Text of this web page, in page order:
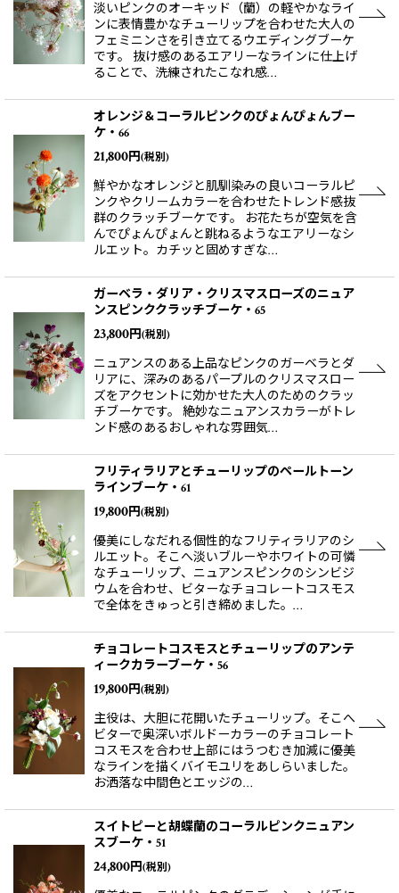
淡いピンクのオーキッド（蘭）の軽やかなライ
ンに表情豊かなチューリップを合わせた大人の
フェミニンさを引き立てるウエディングブーケ
です。 抜け感のあるエアリーなラインに仕上げ
ることで、洗練されたこなれ感…
オレンジ＆コーラルピンクのぴょんぴょんブー
ケ・66
21,800円(税別)
鮮やかなオレンジと肌馴染みの良いコーラルピ
ンクやクリームカラーを合わせたトレンド感抜
群のクラッチブーケです。 お花たちが空気を含
んでぴょんぴょんと跳ねるようなエアリーなシ
ルエット。カチッと固めすぎな…
ガーベラ・ダリア・クリスマスローズのニュア
ンスピンククラッチブーケ・65
23,800円(税別)
ニュアンスのある上品なピンクのガーベラとダ
リアに、深みのあるパープルのクリスマスロー
ズをアクセントに効かせた大人のためのクラッ
チブーケです。 絶妙なニュアンスカラーがトレ
ンド感のあるおしゃれな雰囲気…
フリティラリアとチューリップのペールトーン
ラインブーケ・61
19,800円(税別)
優美にしなだれる個性的なフリティラリアのシ
ルエット。そこへ淡いブルーやホワイトの可憐
なチューリップ、ニュアンスピンクのシンビジ
ウムを合わせ、ビターなチョコレートコスモス
で全体をきゅっと引き締めました。…
チョコレートコスモスとチューリップのアンテ
ィークカラーブーケ・56
19,800円(税別)
主役は、大胆に花開いたチューリップ。そこへ
ビターで奥深いボルドーカラーのチョコレート
コスモスを合わせ上部にはうつむき加減に優美
なラインを描くバイモユリをあしらいました。
お洒落な中間色とエッジの…
スイトピーと胡蝶蘭のコーラルピンクニュアン
スブーケ・51
24,800円(税別)